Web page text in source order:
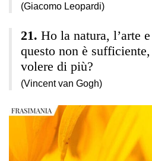
(Giacomo Leopardi)
Ho la natura, l’arte
questo non è
volere di più?
(Vincent van Gogh)